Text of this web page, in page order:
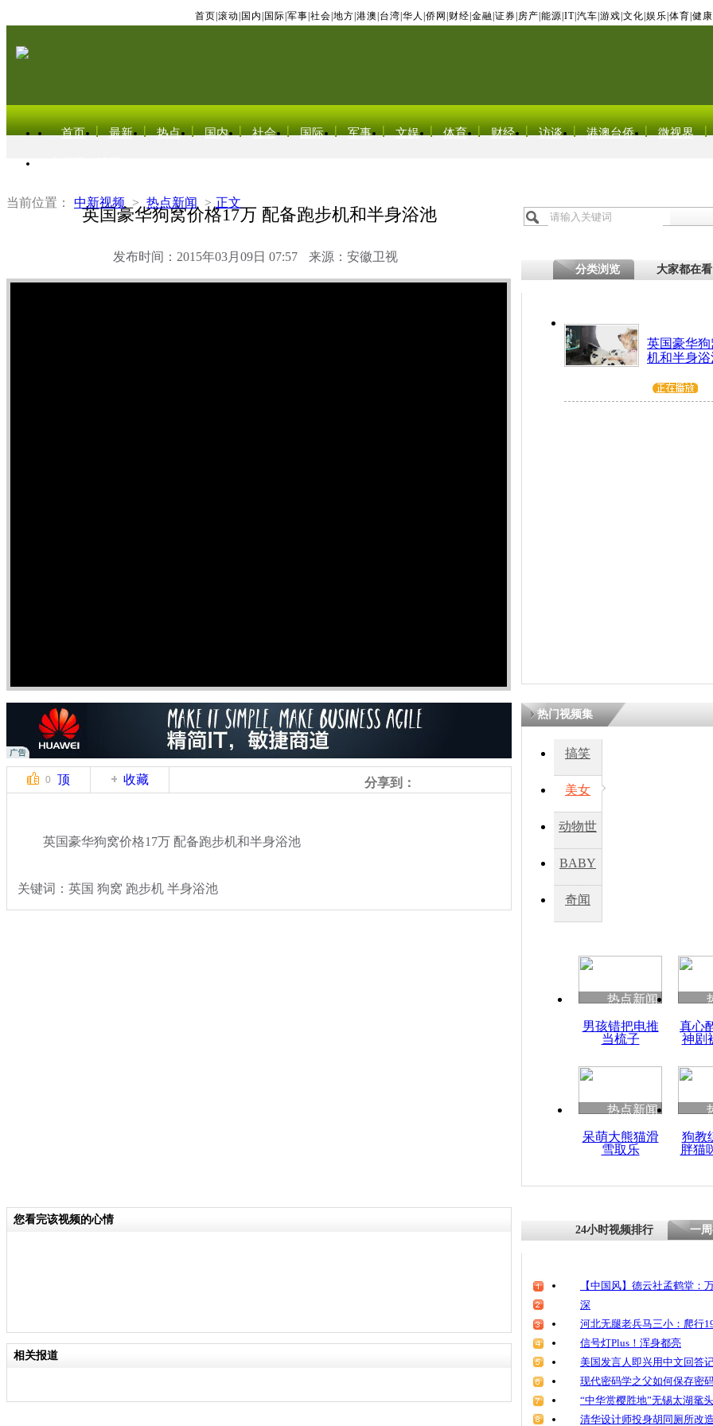
首页 滚动 国内 国际 军事 社会 地方 港澳 台湾 华人 侨网 财经 金融 证券 房产 能源 IT| 汽车 游戏 文化 娱乐 体育 健康
首页 最新 热点 国内 社会 国际 军事 文娱 体育 财经 访谈 港澳台侨 微视界
当前位置： 中新视频 > 热点新闻 > 正文
英国豪华狗窝价格17万 配备跑步机和半身浴池
发布时间：2015年03月09日 07:57 来源：安徽卫视
分类浏览 大家都在看
英国豪华
机和半身浴
0 顶 收藏 分享到：
英国豪华狗窝价格17万 配备跑步机和半身浴池
关键词：英国 狗窝 跑步机 半身浴池
热门视频集
搞笑
美女
动物世
BABY
秀
奇闻
热点新闻
男孩错把电推
当梳子
真心
神剧
热点新闻
呆萌大熊猫滑
雪取乐
狗教
胖猫
您看完该视频的心情
相关报道
24小时视频排行 一
【中国风】德云社孟鹤堂：
深
河北无腿老兵马三小：爬行
信号灯Plus！浑身都亮
美国发言人即兴用中文回答
现代密码学之父如何保存
“中华赏樱胜地”无锡太湖鼋
清华设计师投身胡同厕所改